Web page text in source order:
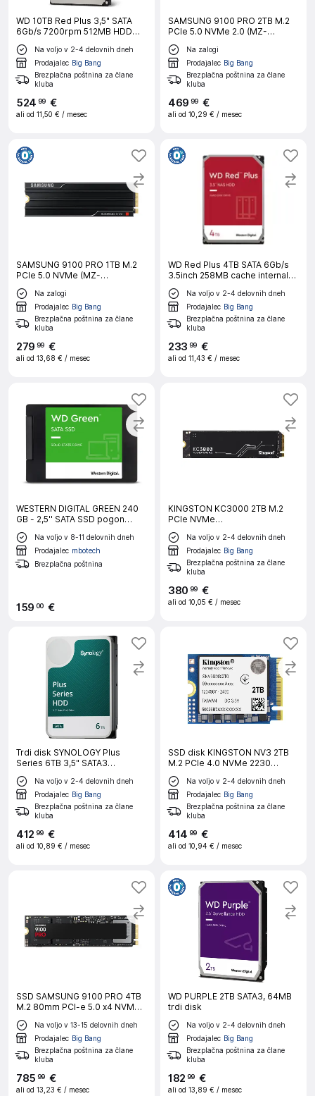
WD 10TB Red Plus 3,5" SATA
6Gb/s 7200rpm 512MB HDD
disk
Na voljo v 2-4 delovnih dneh
Prodajalec Big Bang
Brezplačna poštnina za člane
kluba
524 99 €
ali od 11,50 € / mesec
SAMSUNG 9100 PRO 2TB M.2
PCIe 5.0 NVMe 2.0 (MZ-
VAP2T0BW) SSD
Na zalogi
Prodajalec Big Bang
Brezplačna poštnina za člane
kluba
469 99 €
ali od 10,29 € / mesec
SAMSUNG 9100 PRO 1TB M.2
PCIe 5.0 NVMe (MZ-
VAP1T0CW) s hladilnikom SSD
Na zalogi
Prodajalec Big Bang
Brezplačna poštnina za člane
kluba
279 99 €
ali od 13,68 € / mesec
WD Red Plus 4TB SATA 6Gb/s
3.5inch 258MB cache internal
HDD Bulk vgradni disk
Na voljo v 2-4 delovnih dneh
Prodajalec Big Bang
Brezplačna poštnina za člane
kluba
233 99 €
ali od 11,43 € / mesec
WESTERN DIGITAL GREEN 240
GB - 2,5'' SATA SSD pogon
notranji disk
Na voljo v 8-11 delovnih dneh
Prodajalec mbotech
Brezplačna poštnina
159 00 €
KINGSTON KC3000 2TB M.2
PCIe NVMe
(SKC3000D/2048G) SSD
Na voljo v 2-4 delovnih dneh
Prodajalec Big Bang
Brezplačna poštnina za člane
kluba
380 99 €
ali od 10,05 € / mesec
Trdi disk SYNOLOGY Plus
Series 6TB 3,5" SATA3
5400rpm (HAT3300-6T) NAS
Na voljo v 2-4 delovnih dneh
Prodajalec Big Bang
Brezplačna poštnina za člane
kluba
412 99 €
ali od 10,89 € / mesec
SSD disk KINGSTON NV3 2TB
M.2 PCIe 4.0 NVMe 2230
(SNV3SM3/2T0)
Na voljo v 2-4 delovnih dneh
Prodajalec Big Bang
Brezplačna poštnina za člane
kluba
414 99 €
ali od 10,94 € / mesec
SSD SAMSUNG 9100 PRO 4TB
M.2 80mm PCI-e 5.0 x4 NVMe
2.0, V-NAND TLC (MZ-
VAP4T0BW)
Na voljo v 13-15 delovnih dneh
Prodajalec Big Bang
Brezplačna poštnina za člane
kluba
785 99 €
ali od 13,23 € / mesec
WD PURPLE 2TB SATA3, 64MB
trdi disk
Na voljo v 2-4 delovnih dneh
Prodajalec Big Bang
Brezplačna poštnina za člane
kluba
182 99 €
ali od 13,89 € / mesec